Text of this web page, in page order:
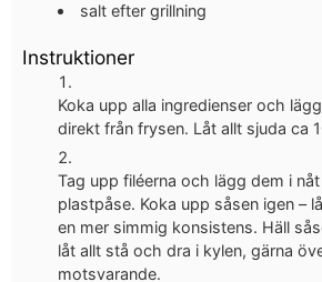
salt efter grillning
Instruktioner
Koka upp alla ingredienser och
direkt från frysen. Låt allt sjuda ca
Tag upp filéerna och lägg dem i
plastpåse. Koka upp såsen igen –
en mer simmig konsistens. Häll
låt allt stå och dra i kylen, gärna
motsvarande.